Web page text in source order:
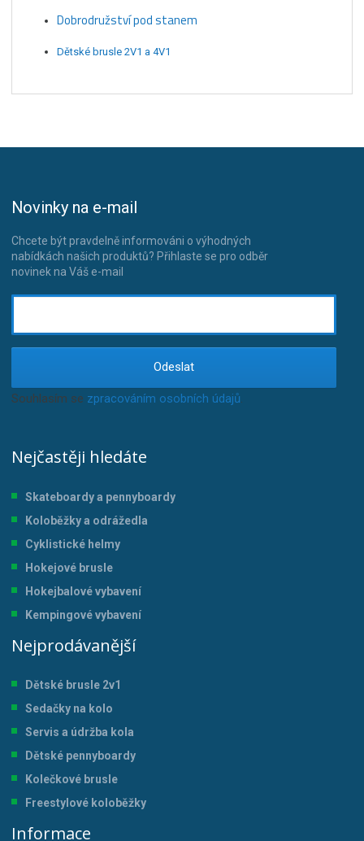
Dobrodružství pod stanem
Dětské brusle 2V1 a 4V1
Novinky na e-mail
Chcete být pravdelně informováni o výhodných
nabídkách našich produktů? Přihlaste se pro odběr
novinek na Váš e-mail
Odeslat
Souhlasím se zpracováním osobních údajů.
Nejčastěji hledáte
Skateboardy a pennyboardy
Koloběžky a odrážedla
Cyklistické helmy
Hokejové brusle
Hokejbalové vybavení
Kempingové vybavení
Nejprodávanější
Dětské brusle 2v1
Sedačky na kolo
Servis a údržba kola
Dětské pennyboardy
Kolečkové brusle
Freestylové koloběžky
Informace